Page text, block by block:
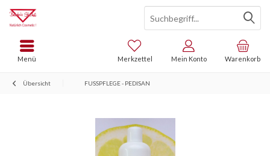
Warenkorb
Merkzettel Mein Konto
Menü
Übersicht FUSSPFLEGE - PEDISAN